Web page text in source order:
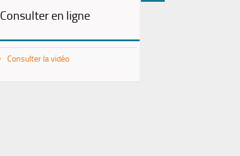
fenêtre)
mail
Consulter en ligne
Consulter la vidéo